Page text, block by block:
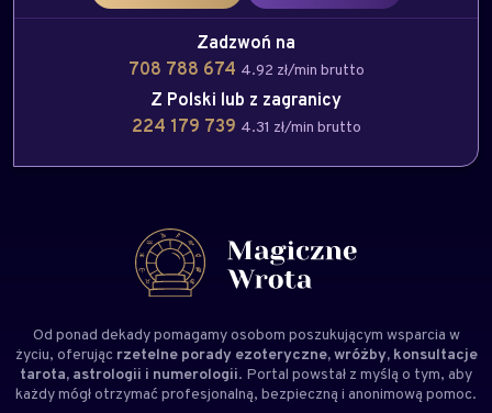
Zadzwoń na
708 788 674 4.92 zł/min brutto
Z Polski lub z zagranicy
224 179 739 4.31 zł/min brutto
Od ponad dekady pomagamy osobom poszukującym wsparcia w
życiu, oferując rzetelne porady ezoteryczne, wróżby, konsultacje
tarota, astrologii i numerologii. Portal powstał z myślą o tym, aby
każdy mógł otrzymać profesjonalną, bezpieczną i anonimową pomoc.